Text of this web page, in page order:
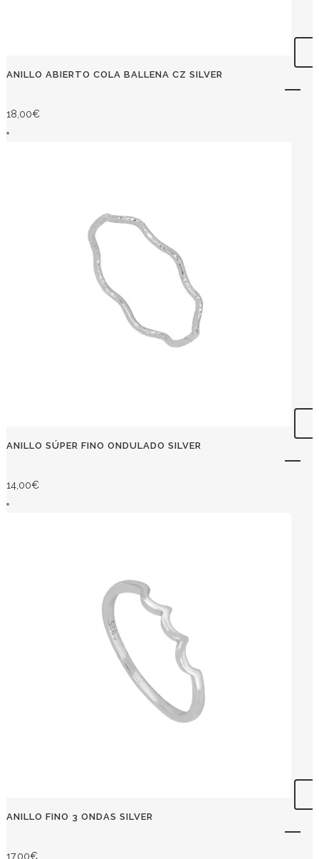
ANILLO ABIERTO COLA BALLENA CZ SILVER
18,00€
ANILLO SÚPER FINO ONDULADO SILVER
14,00€
ANILLO FINO 3 ONDAS SILVER
17,00€